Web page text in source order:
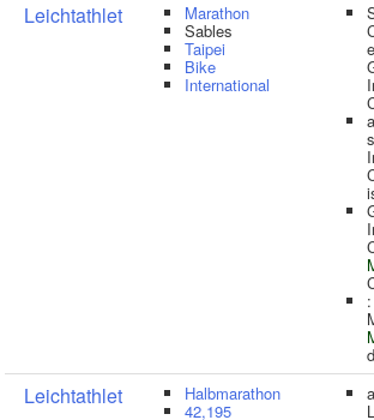
Leichtathlet Marathon
Sables
Taipei
Bike
International
:
Leichtathlet Halbmarathon
42,195